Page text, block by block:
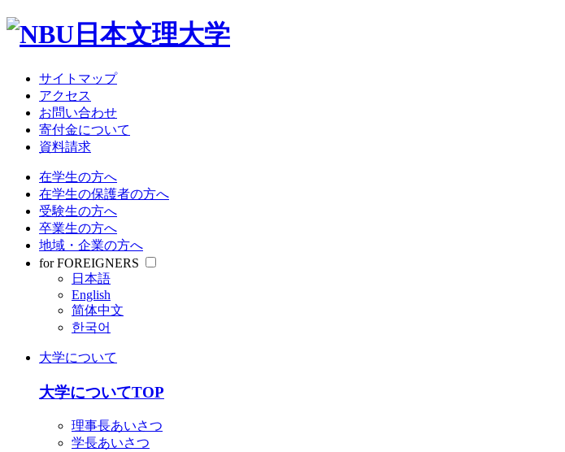
サイトマップ
アクセス
お問い合わせ
寄付金について
資料請求
在学生の方へ
在学生の保護者の方へ
受験生の方へ
卒業生の方へ
地域・企業の方へ
for FOREIGNERS
日本語
English
简体中文
한국어
大学について
大学についてTOP
理事長あいさつ
学長あいさつ